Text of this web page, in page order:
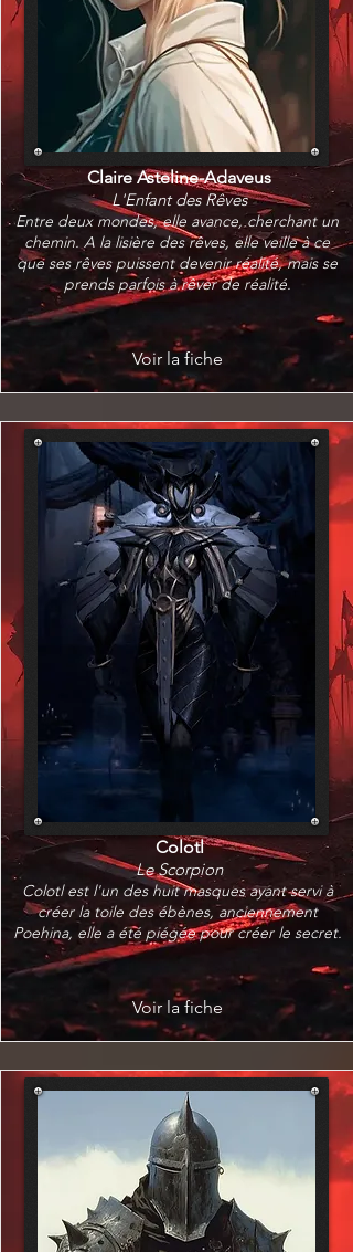
Claire Asteline-Adaveus
L'Enfant des Rêves
Entre deux mondes, elle avance, cherchant un
chemin. A la lisière des rêves, elle veille à ce
que ses rêves puissent devenir réalité, mais se
prends parfois à rêver de réalité.
Voir la fiche
Colotl
Le Scorpion
Colotl est l'un des huit masques ayant servi à
créer la toile des ébènes, anciennement
Poehina, elle a été piégée pour créer le secret.
Voir la fiche